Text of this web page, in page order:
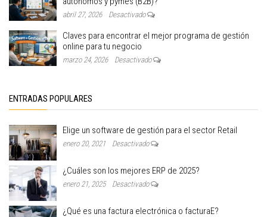
abril 27, 2026 Desactivado
Claves para encontrar el mejor programa de gestión
online para tu negocio
marzo 24, 2026 Desactivado
ENTRADAS POPULARES
Elige un software de gestión para el sector Retail
enero 20, 2021 Desactivado
¿Cuáles son los mejores ERP de 2025?
enero 21, 2025 Desactivado
¿Qué es una factura electrónica o facturaE?